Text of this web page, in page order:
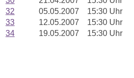
32
05.05.2007 15:30 Uhr
33
12.05.2007 15:30 Uhr
34
19.05.2007 15:30 Uhr